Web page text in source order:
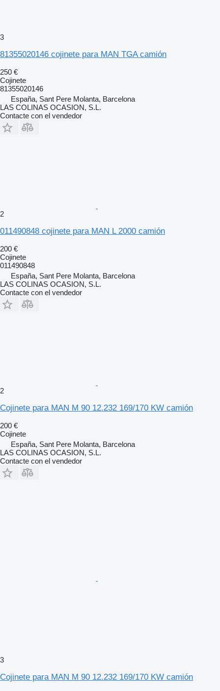
3
81355020146 cojinete para MAN TGA camión
250 €
Cojinete
81355020146
España, Sant Pere Molanta, Barcelona
LAS COLINAS OCASION, S.L.
Contacte con el vendedor
2
011490848 cojinete para MAN L 2000 camión
200 €
Cojinete
011490848
España, Sant Pere Molanta, Barcelona
LAS COLINAS OCASION, S.L.
Contacte con el vendedor
2
Cojinete para MAN M 90 12.232 169/170 KW camión
200 €
Cojinete
España, Sant Pere Molanta, Barcelona
LAS COLINAS OCASION, S.L.
Contacte con el vendedor
3
Cojinete para MAN M 90 12.232 169/170 KW camión